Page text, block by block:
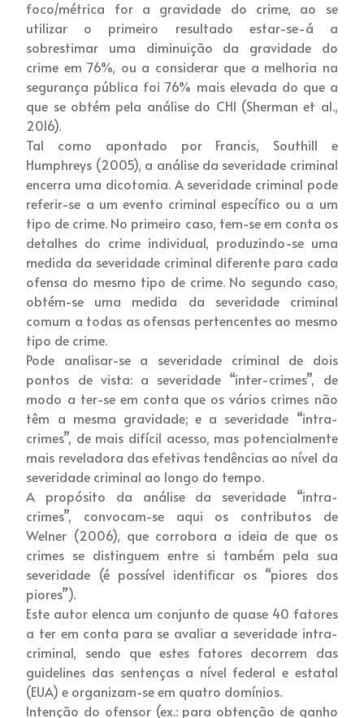
foco/métrica for a gravidade do crime, ao se
utilizar o primeiro resultado estar-se-á a
sobrestimar uma diminuição da gravidade do
crime em 76%, ou a considerar que a melhoria na
segurança pública foi 76% mais elevada do que a
que se obtém pela análise do CHI (Sherman et al.,
2016).
Tal como apontado por Francis, Southill e
Humphreys (2005), a análise da severidade criminal
encerra uma dicotomia. A severidade criminal pode
referir-se a um evento criminal específico ou a um
tipo de crime. No primeiro caso, tem-se em conta os
detalhes do crime individual, produzindo-se uma
medida da severidade criminal diferente para cada
ofensa do mesmo tipo de crime. No segundo caso,
obtém-se uma medida da severidade criminal
comum a todas as ofensas pertencentes ao mesmo
tipo de crime.
Pode analisar-se a severidade criminal de dois
pontos de vista: a severidade “inter-crimes”, de
modo a ter-se em conta que os vários crimes não
têm a mesma gravidade; e a severidade “intra-
crimes”, de mais difícil acesso, mas potencialmente
mais reveladora das efetivas tendências ao nível da
severidade criminal ao longo do tempo.
A propósito da análise da severidade “intra-
crimes”, convocam-se aqui os contributos de
Welner (2006), que corrobora a ideia de que os
crimes se distinguem entre si também pela sua
severidade (é possível identificar os “piores dos
piores”).
Este autor elenca um conjunto de quase 40 fatores
a ter em conta para se avaliar a severidade intra-
criminal, sendo que estes fatores decorrem das
guidelines das sentenças a nível federal e estatal
(EUA) e organizam-se em quatro domínios.
Intenção do ofensor (ex.: para obtenção de ganho